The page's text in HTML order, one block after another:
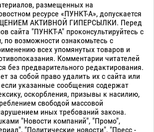
размещенных на
ресурсе «ПУНКТ-А», допускается
АКТИВНОЙ ГИПЕРСЫЛКИ. Перед
сайта "ПУНКТ-А" проконсультируйтесь с
по возможности ознакомьтесь с
всех упомянутых товаров и
Комментарии читателей
без предварительного редактирования.
за собой право удалить их с сайта или
указанные сообщения содержат
оскорбления, призывы к насилию,
свободой массовой
иных требований закона.
"Новости компаний", "Промо",